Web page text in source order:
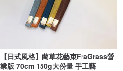
【日式風格】藺草花藝束FraGrass營
業版 70cm 150g大份量 手工藝